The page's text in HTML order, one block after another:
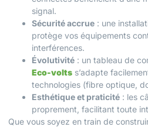
signal.
Sécurité accrue : une
protège vos équipements
interférences.
Évolutivité : un tableau de
Eco-volts s’adapte
technologies (fibre optique,
Esthétique et praticité : les
proprement, facilitant toute
Que vous soyez en train de